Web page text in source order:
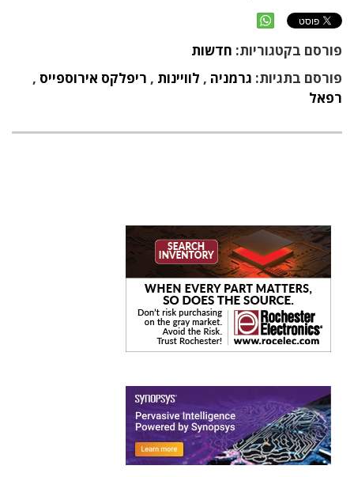
פורסם בקטגוריות: חדשות
פורסם בתגיות: גרמניה , לוויינות , ריפלקס אירוספייס ,
רפאל